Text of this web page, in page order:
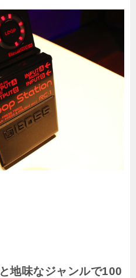
地味なジャンルで100